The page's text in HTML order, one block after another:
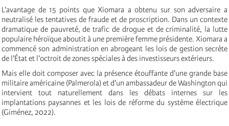
L'avantage de 15 points que Xiomara a obtenu sur son adversaire a
neutralisé les tentatives de fraude et de proscription. Dans un contexte
dramatique de pauvreté, de trafic de drogue et de criminalité, la lutte
populaire héroïque aboutit à une première femme présidente. Xiomara a
commencé son administration en abrogeant les lois de gestion secrète
de l'État et l'octroit de zones spéciales à des investisseurs extérieurs.
Mais elle doit composer avec la présence étouffante d'une grande base
militaire américaine (Palmerola) et d'un ambassadeur de Washington qui
intervient tout naturellement dans les débats internes sur les
implantations paysannes et les lois de réforme du système électrique
(Giménez, 2022).